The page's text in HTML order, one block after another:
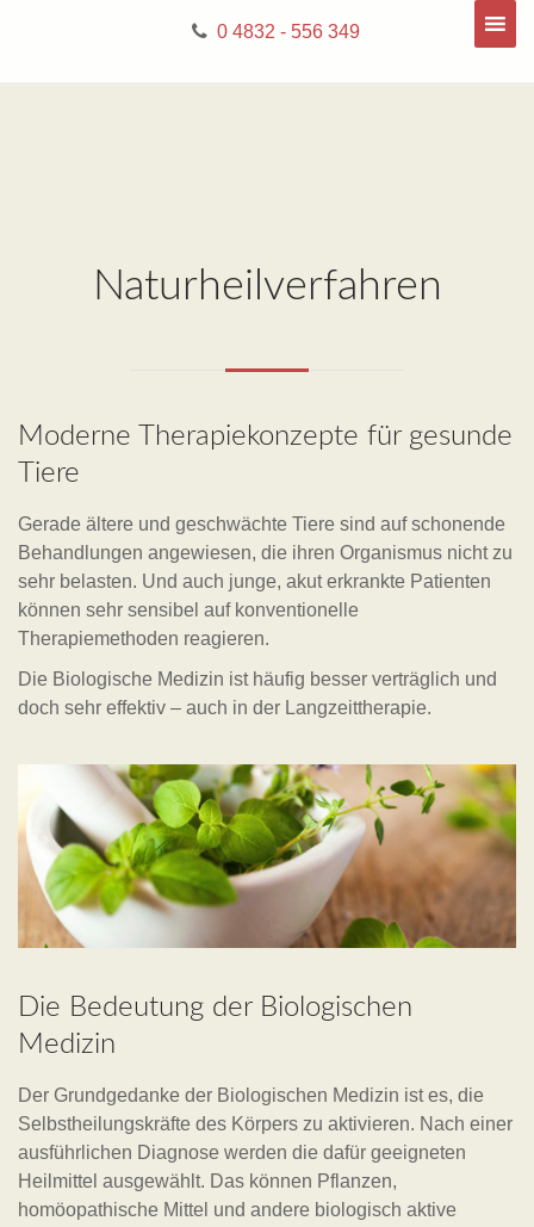
0 4832 - 556 349
Naturheilverfahren
Moderne Therapiekonzepte für gesunde
Tiere
Gerade ältere und geschwächte Tiere sind auf schonende
Behandlungen angewiesen, die ihren Organismus nicht zu
sehr belasten. Und auch junge, akut erkrankte Patienten
können sehr sensibel auf konventionelle
Therapiemethoden reagieren.
Die Biologische Medizin ist häufig besser verträglich und
doch sehr effektiv – auch in der Langzeittherapie.
Die Bedeutung der Biologischen
Medizin
Der Grundgedanke der Biologischen Medizin ist es, die
Selbstheilungskräfte des Körpers zu aktivieren. Nach einer
ausführlichen Diagnose werden die dafür geeigneten
Heilmittel ausgewählt. Das können Pflanzen,
homöopathische Mittel und andere biologisch aktive